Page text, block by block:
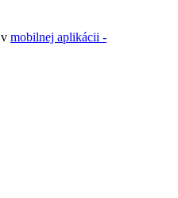
mobilnej aplikácii -